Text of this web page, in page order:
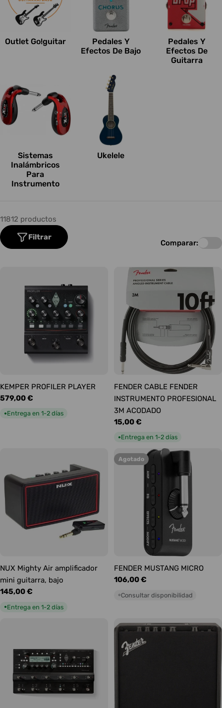
Outlet Go!guitar
Pedales Y
Efectos De Bajo
Pedales Y
Efectos De
Guitarra
Sistemas
Inalámbricos
Para
Instrumento
Ukelele
11812 productos
Filtrar
Comparar:
KEMPER PROFILER PLAYER
Precio
habitual
579,00 €
●Entrega en 1-2 días
FENDER CABLE FENDER
INSTRUMENTO PROFESIONAL
3M ACODADO
Precio
habitual
15,00 €
●Entrega en 1-2 días
NUX Mighty Air amplificador
mini guitarra, bajo
Precio
145,00 €
●Entrega en 1-2 días
Agotado
FENDER MUSTANG MICRO
Precio
106,00 €
○Consultar disponibilidad